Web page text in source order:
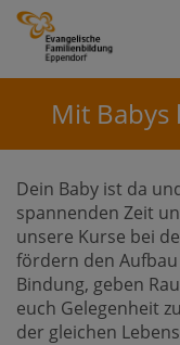
Mit Babys
Dein Baby ist da
spannenden Zeit
unsere Kurse bei
fördern den
Bindung, geben
euch Gelegenheit
der gleichen